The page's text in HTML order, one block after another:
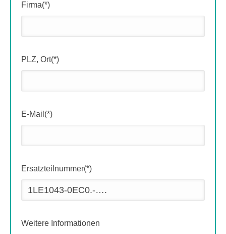
Firma(*)
PLZ, Ort(*)
E-Mail(*)
Ersatzteilnummer(*)
Weitere Informationen